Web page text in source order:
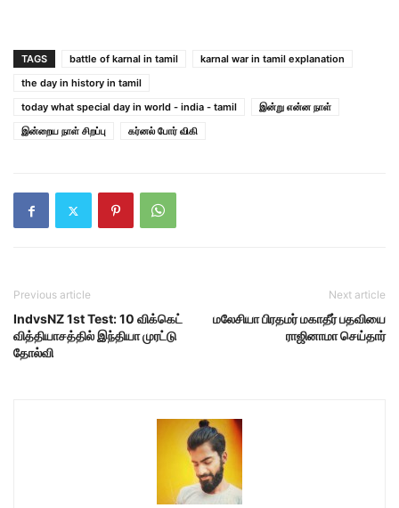
TAGS battle of karnal in tamil
karnal war in tamil explanation
the day in history in tamil
today what special day in world - india - tamil
இன்று என்ன நாள்
இன்றைய நாள் சிறப்பு
கர்னல் போர் விகி
Previous article
IndvsNZ 1st Test: 10 விக்கெட்
வித்தியாசத்தில் இந்தியா முரட்டு
தோல்வி
Next article
மலேசியா பிரதமர் மகாதீர் பதவியை
ராஜினாமா செய்தார்